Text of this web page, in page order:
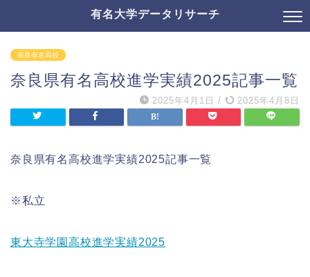
有名大学データリサーチ
奈良有名高校
奈良県有名高校進学実績2025記事一覧
2025年4月1日 / 2025年4月8日
奈良県有名高校進学実績2025記事一覧
※私立
東大寺学園高校進学実績2025